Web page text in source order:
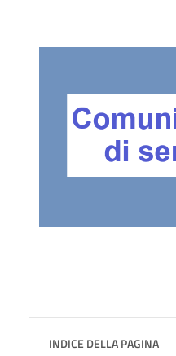
INDICE DELLA PAGINA